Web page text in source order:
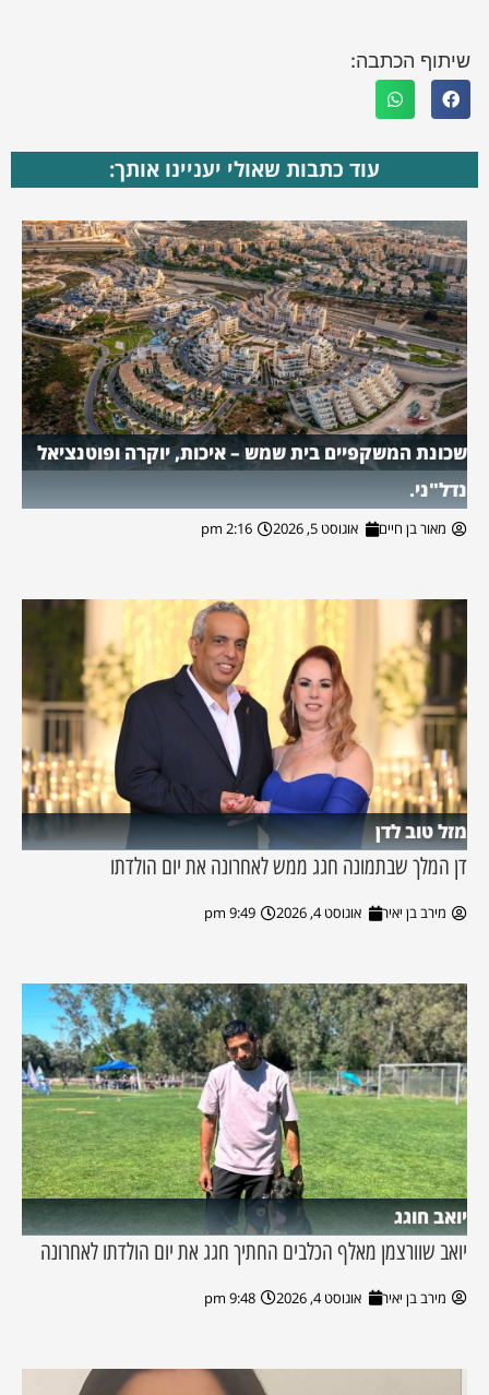
שיתוף הכתבה:
עוד כתבות שאולי יעניינו אותך:
שכונת המשקפיים בית שמש – איכות, יוקרה ופוטנציאל
נדל"ני.
מאור בן חיים אוגוסט 5, 2026 2:16 pm
מזל טוב לדן
דן המלך שבתמונה חגג ממש לאחרונה את יום הולדתו
מירב בן יאיר אוגוסט 4, 2026 9:49 pm
יואב חוגג
יואב שוורצמן מאלף הכלבים החתיך חגג את יום הולדתו לאחרונה
מירב בן יאיר אוגוסט 4, 2026 9:48 pm